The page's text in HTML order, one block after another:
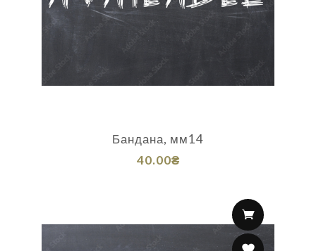
Бандана, мм14
40.00₴